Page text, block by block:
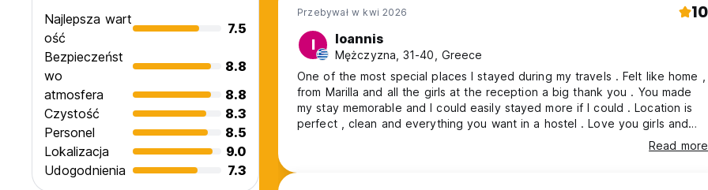
Najlepsza wart
ość
7.5
Bezpieczeńst
wo
8.8
atmosfera
8.8
Czystość
8.3
Personel
8.5
Lokalizacja
9.0
Udogodnienia
7.3
Przebywał w kwi 2026 10
I Ioannis
Mężczyzna, 31-40, Greece
One of the most special places I stayed during my travels . Felt like home ,
from Marilla and all the girls at the reception a big thank you . You made
my stay memorable and I could easily stayed more if I could . Location is
perfect , clean and everything you want in a hostel . Love you girls and
Read more